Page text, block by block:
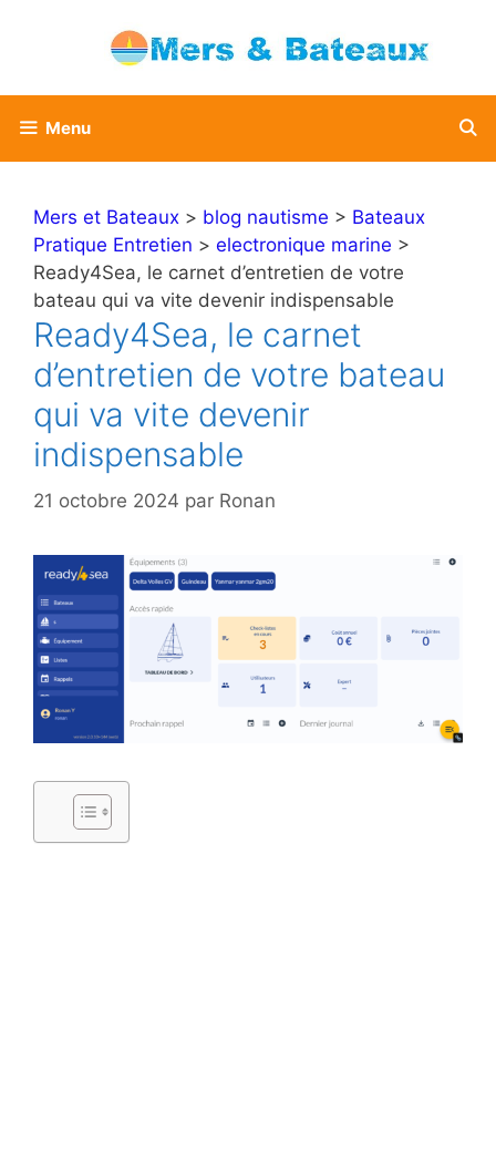
Menu
Mers et Bateaux > blog nautisme > Bateaux
Pratique Entretien > electronique marine >
Ready4Sea, le carnet d’entretien de votre
bateau qui va vite devenir indispensable
Ready4Sea, le carnet
d’entretien de votre bateau
qui va vite devenir
indispensable
21 octobre 2024 par Ronan